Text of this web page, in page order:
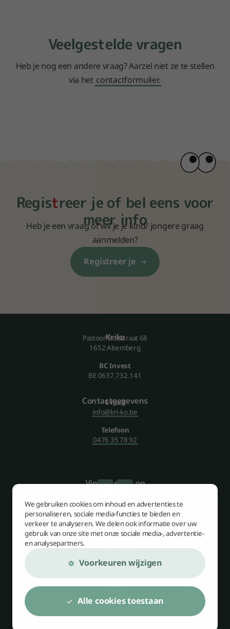
Veelgestelde vragen
Heb je nog een andere vraag? Aarzel niet ze te stellen
via het contactformulier.
Registreer je of bel eens voor
meer info
Heb je een vraag of wil je je kind/ jongere graag
aanmelden?
Registreer je
We gebruiken cookies om inhoud en advertenties te
personaliseren, sociale media-functies te bieden en
verkeer te analyseren. We delen ook informatie over uw
gebruik van onze site met onze sociale media-, advertentie-
en analysepartners.
Voorkeuren wijzigen
Alle cookies toestaan
Kriko
Pastoor Bolsstraat 68
1652 Alsemberg
BC Invest
BE 0637.732.141
Contact­gegevens
E-mail
info@kri-ko.be
Telefoon
0476 35 78 92
Vind ons ook op
Sitemap
Over ons
Ons aanbod
Aanmelden
Privacy